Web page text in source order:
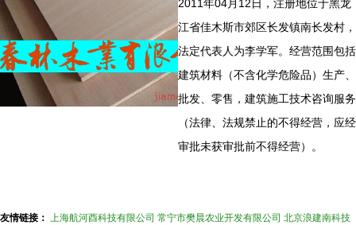
2011年04月12日，注册地位于黑龙
江省佳木斯市郊区长发镇南长发村，
法定代表人为李学军。经营范围包括
建筑材料（不含化学危险品）生产、
批发、零售，建筑施工技术咨询服务
（法律、法规禁止的不得经营，应经
审批未获审批前不得经营）。
友情链接： 上海航河酉科技有限公司 常宁市樊晨农业开发有限公司 北京浪建南科技